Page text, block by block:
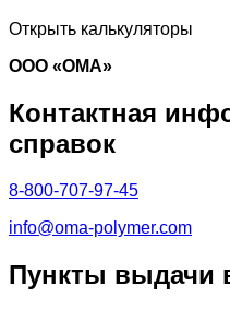
Открыть калькуляторы
ООО «ОМА»
Контактная
справок
8-800-707-97-45
info@oma-polymer.com
Пункты выдачи